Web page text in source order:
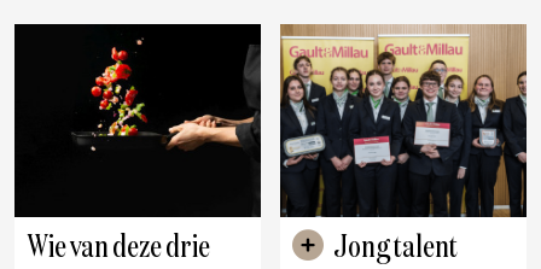
Antwerpen
awards
Wie van deze drie